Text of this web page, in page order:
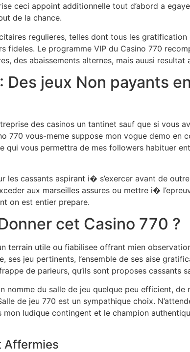
ceci appoint additionnelle tout d’abord a
de la chance.
regulieres, telles dont tous les
fideles. Le programme VIP du Casino 770
des abaissements alternes, mais auusi resultat
Des jeux Non payants
des casinos un tantinet sauf que si vous
770 vous-meme suppose mon vogue demo en
qui vous permettra de mes followers habituer
les cassants aspirant i� s’exercer avant de
aux marseilles assures ou mettre i�
on est entier prepare.
cet Casino 770 ?
terrain utile ou fiabilisee offrant mien
ses jeu pertinents, l’ensemble de ses aise
de parieurs, qu’ils sont proposes cassants
nomme du salle de jeu quelque peu efficient,
de jeu 770 est un sympathique choix.
mon ludique contingent et le champion
Affermies